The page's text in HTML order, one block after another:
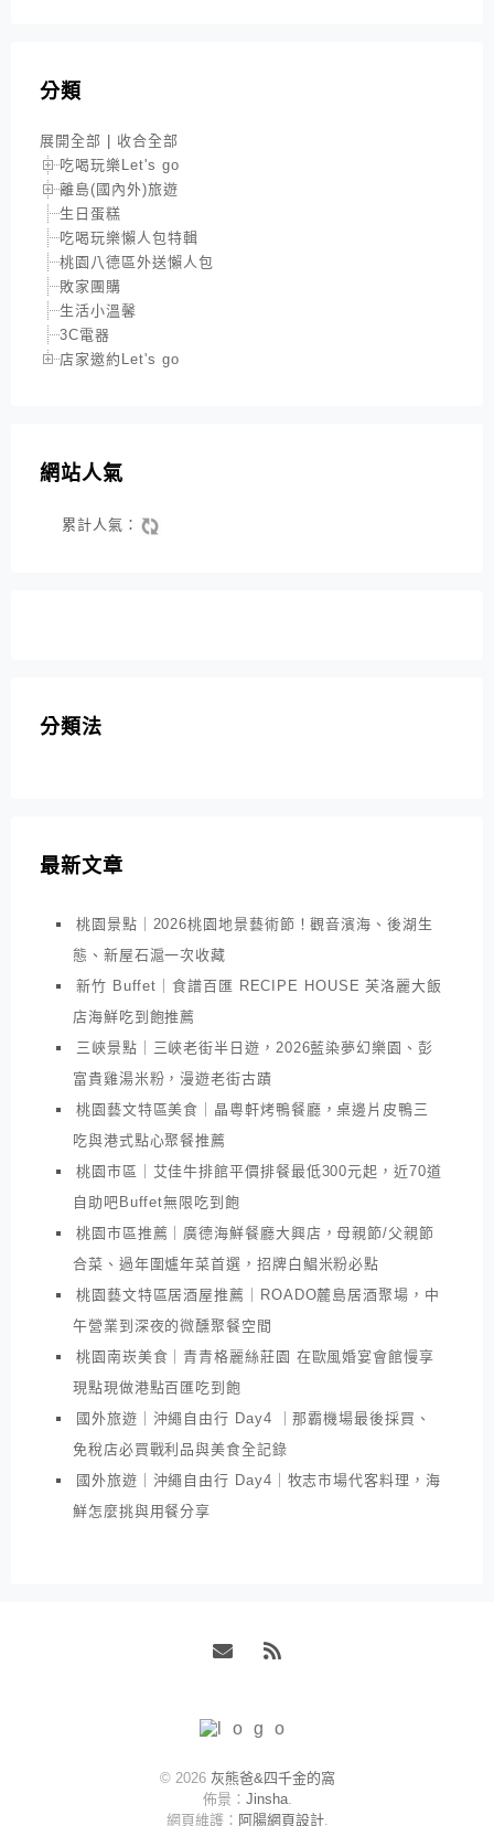
分類
展開全部
收合全部
吃喝玩樂Let's go
離島(國內外)旅遊
生日蛋糕
吃喝玩樂懶人包特輯
桃園八德區外送懶人包
敗家團購
生活小溫馨
3C電器
店家邀約Let's go
網站人氣
累計人氣：
分類法
最新文章
桃園景點｜2026桃園地景藝術節！觀音濱海、後湖生
態、新屋石滬一次收藏
新竹 Buffet｜食譜百匯 RECIPE HOUSE 芙洛麗大飯
店海鮮吃到飽推薦
三峽景點｜三峽老街半日遊，2026藍染夢幻樂園、彭
富貴雞湯米粉，漫遊老街古蹟
桃園藝文特區美食｜晶粵軒烤鴨餐廳，桌邊片皮鴨三
吃與港式點心聚餐推薦
桃園市區｜艾佳牛排館平價排餐最低300元起，近70道
自助吧Buffet無限吃到飽
桃園市區推薦｜廣德海鮮餐廳大興店，母親節/父親節
合菜、過年圍爐年菜首選，招牌白鯧米粉必點
桃園藝文特區居酒屋推薦｜ROADO麓島居酒聚場，中
午營業到深夜的微醺聚餐空間
桃園南崁美食｜青青格麗絲莊園 在歐風婚宴會館慢享
現點現做港點百匯吃到飽
國外旅遊｜沖繩自由行 Day4 ｜那霸機場最後採買、
免稅店必買戰利品與美食全記錄
國外旅遊｜沖繩自由行 Day4｜牧志市場代客料理，海
鮮怎麼挑與用餐分享
© 2026 灰熊爸&四千金的窩
佈景： Jinsha.
網頁維護： 阿腸網頁設計.